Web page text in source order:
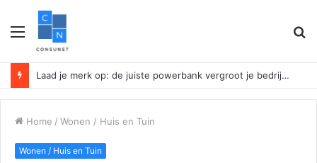
Menu
Laad je merk op: de juiste powerbank vergroot je bedrijfszichtbaarheid
Home / Wonen / Huis en Tuin
Wonen / Huis en Tuin